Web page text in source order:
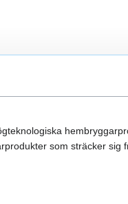
som sträcker sig